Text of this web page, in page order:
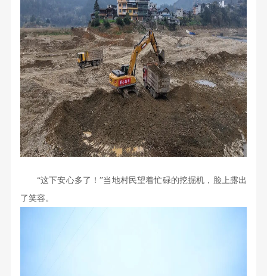
“这下安心多了！”当地村民望着忙碌的挖掘机，脸上露出
了笑容。